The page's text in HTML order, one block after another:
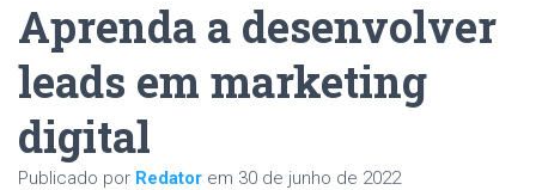
Aprenda a desenvolver
leads em marketing
digital
Publicado por Redator em 30 de junho de 2022